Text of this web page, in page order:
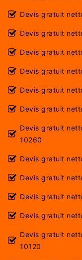
Devis gratuit
Devis gratuit
Devis gratuit
Devis gratuit
Devis gratuit
Devis gratuit
Devis gratuit
10260
Devis gratuit
Devis gratuit
Devis gratuit
Devis gratuit
Devis gratuit
10120